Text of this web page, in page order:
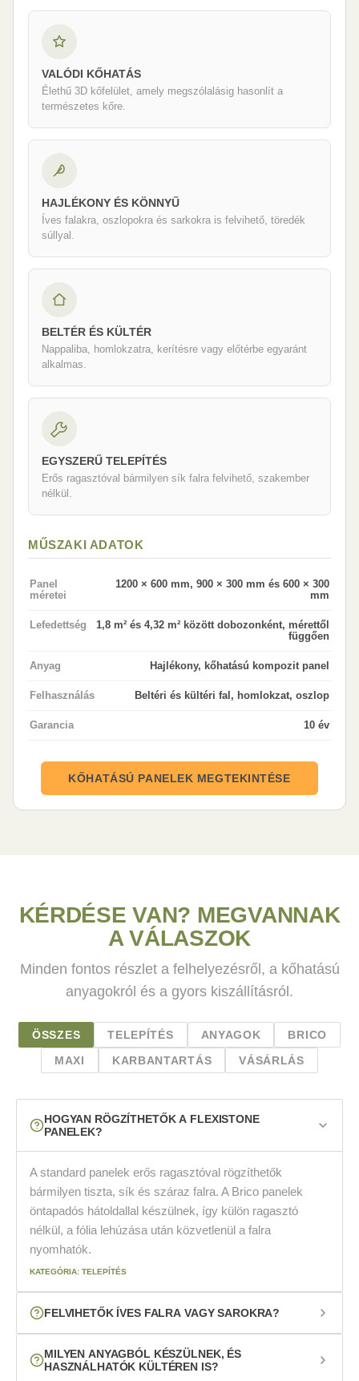
VALÓDI KŐHATÁS
Élethű 3D kőfelület, amely megszólalásig hasonlít a
természetes kőre.
HAJLÉKONY ÉS KÖNNYŰ
Íves falakra, oszlopokra és sarkokra is felvihető, töredék
súllyal.
BELTÉR ÉS KÜLTÉR
Nappaliba, homlokzatra, kerítésre vagy előtérbe egyaránt
alkalmas.
EGYSZERŰ TELEPÍTÉS
Erős ragasztóval bármilyen sík falra felvihető, szakember
nélkül.
MŰSZAKI ADATOK
Panel
méretei
1200 × 600 mm, 900 × 300 mm és 600 × 300
mm
Lefedettség
1,8 m² és 4,32 m² között dobozonként, mérettől
függően
Anyag Hajlékony, kőhatású kompozit panel
Felhasználás Beltéri és kültéri fal, homlokzat, oszlop
Garancia 10 év
KŐHATÁSÚ PANELEK MEGTEKINTÉSE
KÉRDÉSE VAN? MEGVANNAK
A VÁLASZOK
Minden fontos részlet a felhelyezésről, a kőhatású
anyagokról és a gyors kiszállításról.
ÖSSZES TELEPÍTÉS ANYAGOK
BRICO
MAXI
KARBANTARTÁS VÁSÁRLÁS
HOGYAN RÖGZÍTHETŐK A FLEXISTONE
PANELEK?
A standard panelek erős ragasztóval rögzíthetők
bármilyen tiszta, sík és száraz falra. A Brico panelek
öntapadós hátoldallal készülnek, így külön ragasztó
nélkül, a fólia lehúzása után közvetlenül a falra
nyomhatók.
KATEGÓRIA: TELEPÍTÉS
FELVIHETŐK ÍVES FALRA VAGY SAROKRA?
Igen. A panelek hajlékonyak, így íves falakra, oszlopokra
és sarkokra is felvihetők, ahol a merev burkolat nem
MILYEN ANYAGBÓL KÉSZÜLNEK, ÉS
HASZNÁLHATÓK KÜLTÉREN IS?